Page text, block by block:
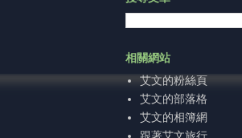
相關網站
艾文的粉絲頁
艾文的部落格
艾文的相簿網